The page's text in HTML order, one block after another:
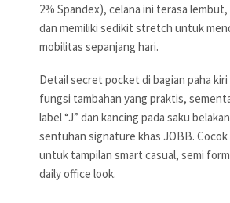
2% Spandex), celana ini terasa
dan memiliki sedikit stretch untuk
mobilitas sepanjang hari.
Detail secret pocket di bagian paha kiri
fungsi tambahan yang praktis,
label “J” dan kancing pada saku
sentuhan signature khas JOBB. Cocok
untuk tampilan smart casual, semi
daily office look.